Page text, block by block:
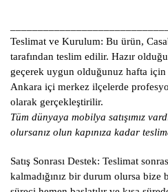
Teslimat ve Kurulum: Bu ürün,
tarafından teslim edilir. Hazır
geçerek uygun olduğunuz hafta
Ankara içi merkez ilçelerde
olarak gerçekleştirilir.
Tüm dünyaya mobilya satışımız
olursanız olun kapınıza kadar
Satış Sonrası Destek: Teslimat
kalmadığınız bir durum olursa